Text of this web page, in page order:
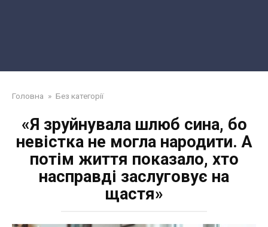
Головна » Без категорії
«Я зруйнувала шлюб сина, бо
невістка не могла народити. А
потім життя показало, хто
насправді заслуговує на
щастя»